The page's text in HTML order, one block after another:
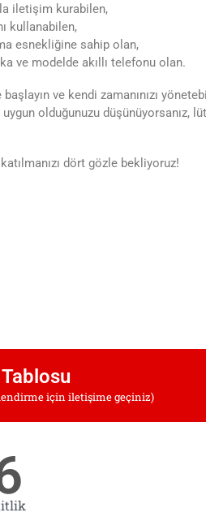
iletişim kurabilen,
kullanabilen,
esnekliğine sahip olan,
ve modelde akıllı telefonu olan.
ve kendi zamanınızı
olduğunuzu düşünüyorsanız,
dört gözle bekliyoruz!
için iletişime geçiniz)